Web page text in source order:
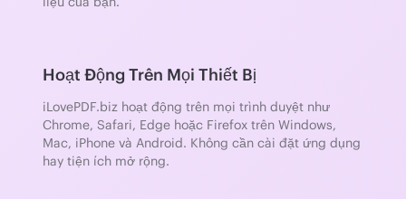
Hoạt Động Trên Mọi Thiết Bị
iLovePDF.biz hoạt động trên mọi trình duyệt như
Chrome, Safari, Edge hoặc Firefox trên Windows,
Mac, iPhone và Android. Không cần cài đặt ứng dụng
hay tiện ích mở rộng.